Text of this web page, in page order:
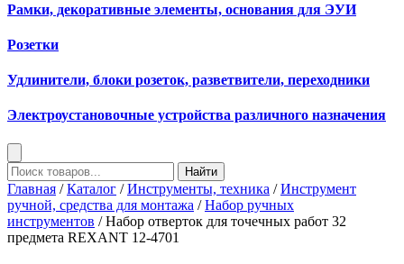
Рамки, декоративные элементы, основания для ЭУИ
Розетки
Удлинители, блоки розеток, разветвители, переходники
Электроустановочные устройства различного назначения
Найти
Главная /Каталог /Инструменты, техника /Инструмент
ручной, средства для монтажа /Набор ручных
инструментов / Набор отверток для точечных работ 32
предмета REXANT 12-4701